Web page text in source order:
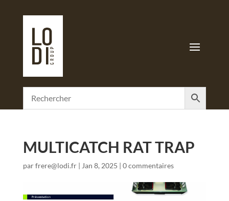
MULTICATCH RAT TRAP
parfrere@lodi.fr| Jan 8, 2025 | 0 commentaires